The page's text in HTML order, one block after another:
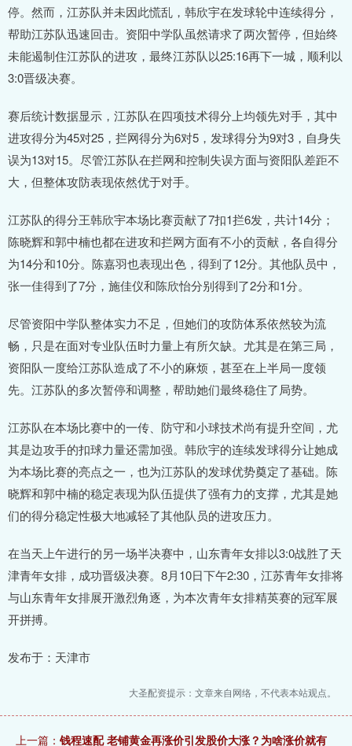
停。然而，江苏队并未因此慌乱，韩欣宇在发球轮中连续得分，
帮助江苏队迅速回击。资阳中学队虽然请求了两次暂停，但始终
未能遏制住江苏队的进攻，最终江苏队以25:16再下一城，顺利以
3:0晋级决赛。
赛后统计数据显示，江苏队在四项技术得分上均领先对手，其中
进攻得分为45对25，拦网得分为6对5，发球得分为9对3，自身失
误为13对15。尽管江苏队在拦网和控制失误方面与资阳队差距不
大，但整体攻防表现依然优于对手。
江苏队的得分王韩欣宇本场比赛贡献了7扣1拦6发，共计14分；
陈晓辉和郭中楠也都在进攻和拦网方面有不小的贡献，各自得分
为14分和10分。陈嘉羽也表现出色，得到了12分。其他队员中，
张一佳得到了7分，施佳仪和陈欣怡分别得到了2分和1分。
尽管资阳中学队整体实力不足，但她们的攻防体系依然较为流
畅，只是在面对专业队伍时力量上有所欠缺。尤其是在第三局，
资阳队一度给江苏队造成了不小的麻烦，甚至在上半局一度领
先。江苏队的多次暂停和调整，帮助她们最终稳住了局势。
江苏队在本场比赛中的一传、防守和小球技术尚有提升空间，尤
其是边攻手的扣球力量还需加强。韩欣宇的连续发球得分让她成
为本场比赛的亮点之一，也为江苏队的发球优势奠定了基础。陈
晓辉和郭中楠的稳定表现为队伍提供了强有力的支撑，尤其是她
们的得分稳定性极大地减轻了其他队员的进攻压力。
在当天上午进行的另一场半决赛中，山东青年女排以3:0战胜了天
津青年女排，成功晋级决赛。8月10日下午2:30，江苏青年女排将
与山东青年女排展开激烈角逐，为本次青年女排精英赛的冠军展
开拼搏。
发布于：天津市
大圣配资提示：文章来自网络，不代表本站观点。
上一篇： 钱程速配 老铺黄金再涨价引发股价大涨？为啥涨价就有